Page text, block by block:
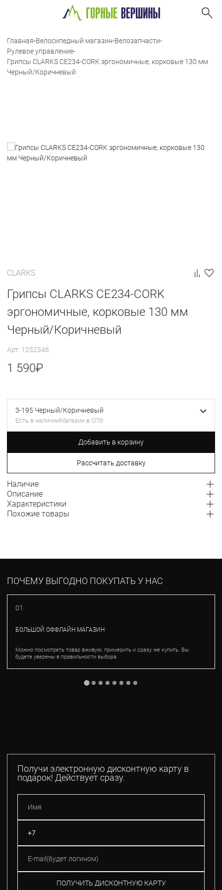
Главная-Велосипедный магазин-Велозапчасти-
Рулевое управление-
Грипсы CLARKS CE234-CORK эргономичные, корковые 130 мм
Черный/Коричневый
CLARKS
Грипсы CLARKS CE234-CORK
эргономичные, корковые 130 мм
Черный/Коричневый
Арт: 1252346
1 590₽
3-195 Черный/Коричневый
Есть в наличииМагазин в СПб
Добавить в корзину
Рассчитать доставку
Наличие
Описание
Характеристики
Похожие товары
ПОЧЕМУ ВЫГОДНО ПОКУПАТЬ У НАС
01
БОЛЬШОЙ ОФФЛАЙН МАГАЗИН
Можно посмотреть товар вживую, примерить и сразу же купить. Вы
будете уверены в правильности выбора
Получи электронную дисконтную карту в
подарок! Действует сразу.
ПОЛУЧИТЬ ДИСКОНТНУЮ КАРТУ